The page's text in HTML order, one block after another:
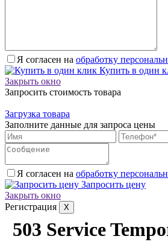
Я согласен на обработку
Купить в один
Закрыть окно
Запросить стоимость товара
Загрузка товара
Заполните данные для запроса цены
Я согласен на обработку
Запросить цену
Закрыть окно
Регистрация
X